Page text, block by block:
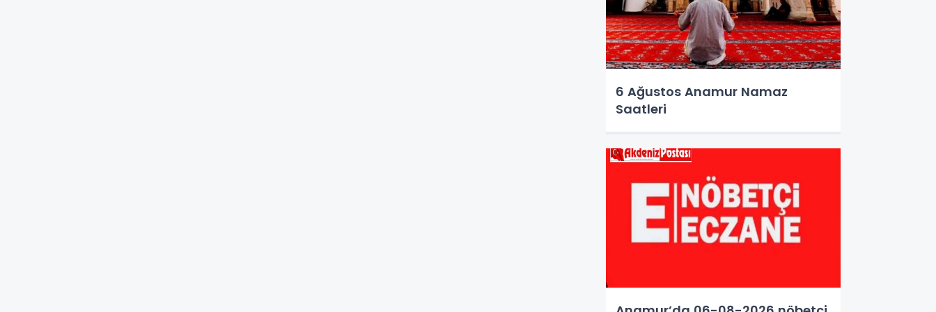
6 Ağustos Anamur Namaz
Saatleri